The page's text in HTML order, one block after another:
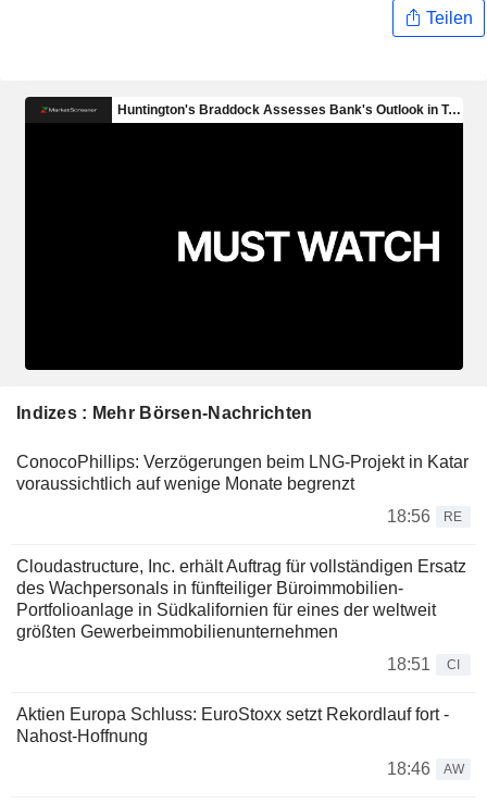
Teilen
Indizes : Mehr Börsen-Nachrichten
ConocoPhillips: Verzögerungen beim LNG-Projekt in Katar
voraussichtlich auf wenige Monate begrenzt
18:56
RE
Cloudastructure, Inc. erhält Auftrag für vollständigen Ersatz
des Wachpersonals in fünfteiliger Büroimmobilien-
Portfolioanlage in Südkalifornien für eines der weltweit
größten Gewerbeimmobilienunternehmen
18:51
CI
Aktien Europa Schluss: EuroStoxx setzt Rekordlauf fort -
Nahost-Hoffnung
18:46
AW